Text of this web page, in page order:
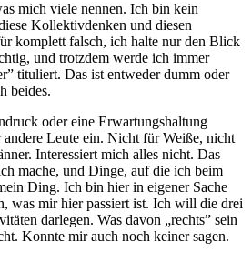
mich viele nennen. Ich bin kein
Kollektivdenken und diesen
komplett falsch, ich halte nur den Blick
und trotzdem werde ich immer
tituliert. Das ist entweder dumm oder
beides.
oder eine Erwartungshaltung
Leute ein. Nicht für Weiße, nicht
Interessiert mich alles nicht. Das
mache, und Dinge, auf die ich beim
Ding. Ich bin hier in eigener Sache
was mir hier passiert ist. Ich will die drei
darlegen. Was davon „rechts” sein
Konnte mir auch noch keiner sagen.